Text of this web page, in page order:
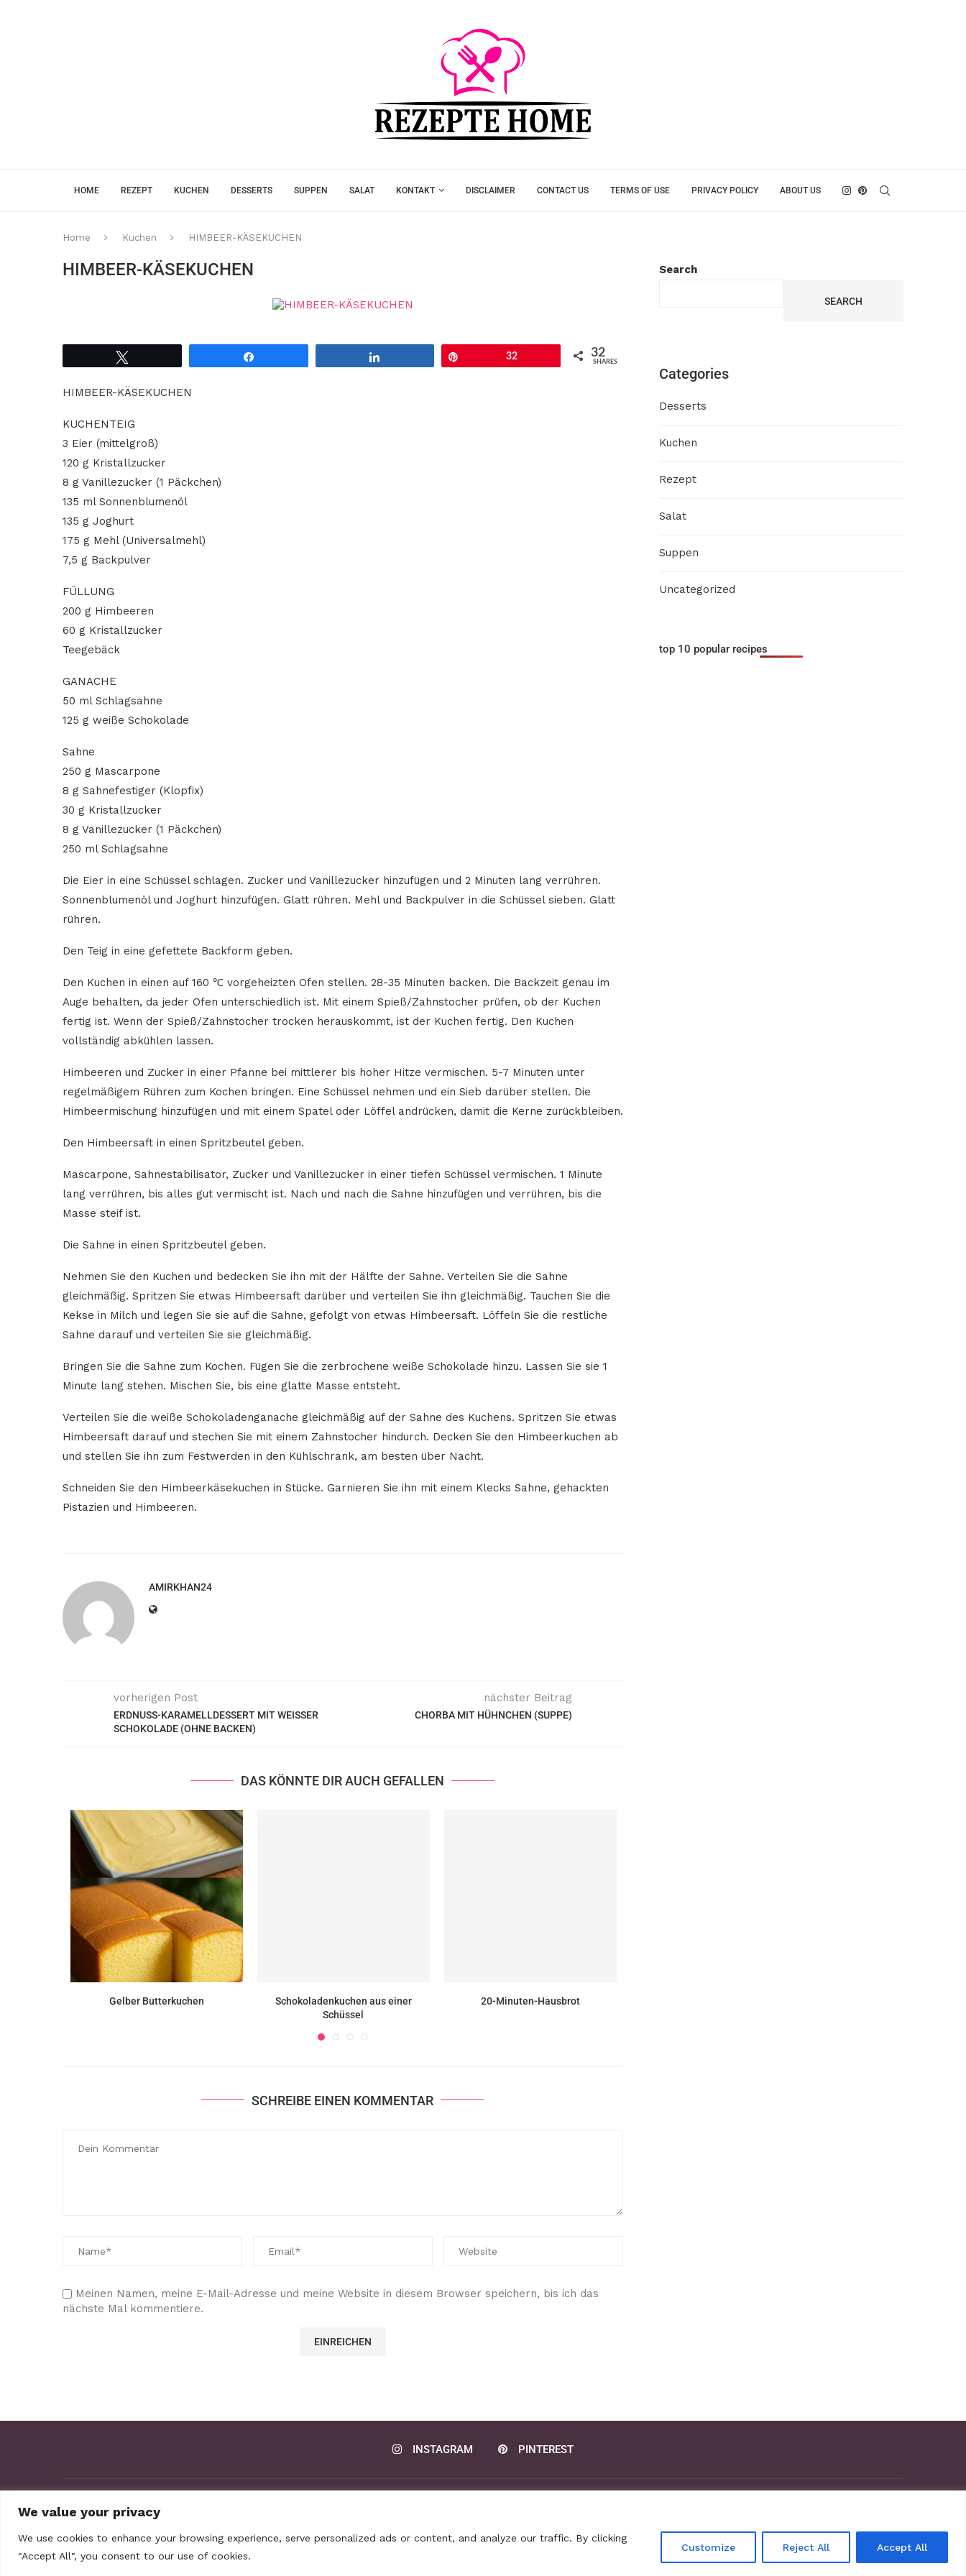
We value your privacy
We use cookies to enhance your browsing experience, serve personalized ads or content, and analyze our traffic. By clicking
"Accept All", you consent to our use of cookies.
Customize Reject All Accept All
HOME REZEPT KUCHEN DESSERTS SUPPEN SALAT KONTAKT DISCLAIMER CONTACT US TERMS OF USE PRIVACY POLICY ABOUT US
Home Kuchen HIMBEER-KÄSEKUCHEN
HIMBEER-KÄSEKUCHEN
32 32
SHARES
HIMBEER-KÄSEKUCHEN
KUCHENTEIG
3 Eier (mittelgroß)
120 g Kristallzucker
8 g Vanillezucker (1 Päckchen)
135 ml Sonnenblumenöl
135 g Joghurt
175 g Mehl (Universalmehl)
7,5 g Backpulver
FÜLLUNG
200 g Himbeeren
60 g Kristallzucker
Teegebäck
GANACHE
50 ml Schlagsahne
125 g weiße Schokolade
Sahne
250 g Mascarpone
8 g Sahnefestiger (Klopfix)
30 g Kristallzucker
8 g Vanillezucker (1 Päckchen)
250 ml Schlagsahne
Die Eier in eine Schüssel schlagen. Zucker und Vanillezucker hinzufügen und 2 Minuten lang verrühren.
Sonnenblumenöl und Joghurt hinzufügen. Glatt rühren. Mehl und Backpulver in die Schüssel sieben. Glatt
rühren.
Den Teig in eine gefettete Backform geben.
Den Kuchen in einen auf 160 ℃ vorgeheizten Ofen stellen. 28-35 Minuten backen. Die Backzeit genau im
Auge behalten, da jeder Ofen unterschiedlich ist. Mit einem Spieß/Zahnstocher prüfen, ob der Kuchen
fertig ist. Wenn der Spieß/Zahnstocher trocken herauskommt, ist der Kuchen fertig. Den Kuchen
vollständig abkühlen lassen.
Himbeeren und Zucker in einer Pfanne bei mittlerer bis hoher Hitze vermischen. 5-7 Minuten unter
regelmäßigem Rühren zum Kochen bringen. Eine Schüssel nehmen und ein Sieb darüber stellen. Die
Himbeermischung hinzufügen und mit einem Spatel oder Löffel andrücken, damit die Kerne zurückbleiben.
Den Himbeersaft in einen Spritzbeutel geben.
Mascarpone, Sahnestabilisator, Zucker und Vanillezucker in einer tiefen Schüssel vermischen. 1 Minute
lang verrühren, bis alles gut vermischt ist. Nach und nach die Sahne hinzufügen und verrühren, bis die
Masse steif ist.
Die Sahne in einen Spritzbeutel geben.
Nehmen Sie den Kuchen und bedecken Sie ihn mit der Hälfte der Sahne. Verteilen Sie die Sahne
gleichmäßig. Spritzen Sie etwas Himbeersaft darüber und verteilen Sie ihn gleichmäßig. Tauchen Sie die
Kekse in Milch und legen Sie sie auf die Sahne, gefolgt von etwas Himbeersaft. Löffeln Sie die restliche
Sahne darauf und verteilen Sie sie gleichmäßig.
Bringen Sie die Sahne zum Kochen. Fügen Sie die zerbrochene weiße Schokolade hinzu. Lassen Sie sie 1
Minute lang stehen. Mischen Sie, bis eine glatte Masse entsteht.
Verteilen Sie die weiße Schokoladenganache gleichmäßig auf der Sahne des Kuchens. Spritzen Sie etwas
Himbeersaft darauf und stechen Sie mit einem Zahnstocher hindurch. Decken Sie den Himbeerkuchen ab
und stellen Sie ihn zum Festwerden in den Kühlschrank, am besten über Nacht.
Schneiden Sie den Himbeerkäsekuchen in Stücke. Garnieren Sie ihn mit einem Klecks Sahne, gehackten
Pistazien und Himbeeren.
AMIRKHAN24
vorherigen Post
ERDNUSS-KARAMELLDESSERT MIT WEISSER
SCHOKOLADE (OHNE BACKEN)
nächster Beitrag
CHORBA MIT HÜHNCHEN (SUPPE)
DAS KÖNNTE DIR AUCH GEFALLEN
Gelber Butterkuchen
Schokoladenkuchen aus einer
Schüssel
20-Minuten-Hausbrot
SCHREIBE EINEN KOMMENTAR
Meinen Namen, meine E-Mail-Adresse und meine Website in diesem Browser speichern, bis ich das
nächste Mal kommentiere.
Search
SEARCH
Categories
Desserts
Kuchen
Rezept
Salat
Suppen
Uncategorized
top 10 popular recipes
INSTAGRAM PINTEREST